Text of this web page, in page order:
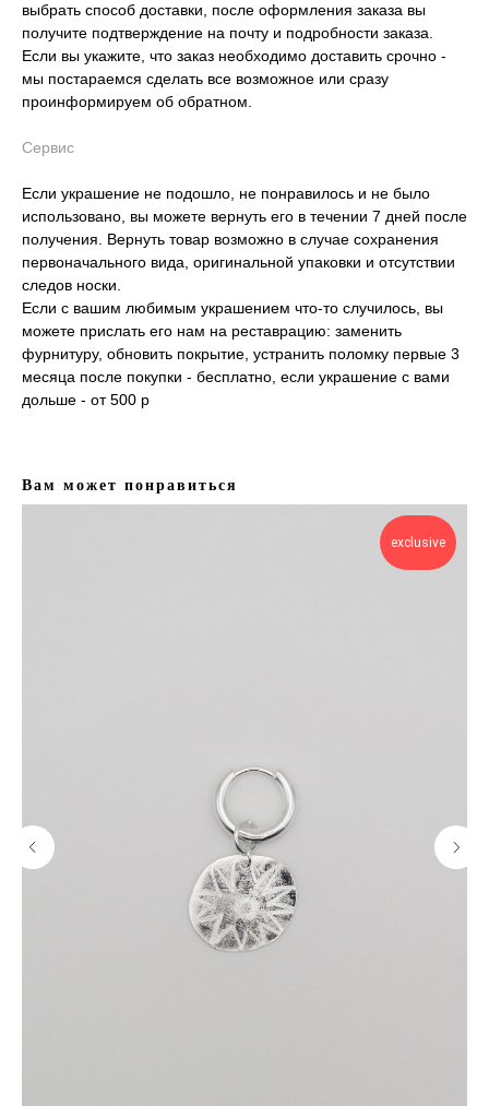
выбрать способ доставки, после оформления заказа вы
получите подтверждение на почту и подробности заказа.
Если вы укажите, что заказ необходимо доставить срочно -
мы постараемся сделать все возможное или сразу
проинформируем об обратном.
Сервис
Если украшение не подошло, не понравилось и не было
использовано, вы можете вернуть его в течении 7 дней после
получения. Вернуть товар возможно в случае сохранения
первоначального вида, оригинальной упаковки и отсутствии
следов носки.
Если с вашим любимым украшением что-то случилось, вы
можете прислать его нам на реставрацию: заменить
фурнитуру, обновить покрытие, устранить поломку первые 3
месяца после покупки - бесплатно, если украшение с вами
дольше - от 500 р
Вам может понравиться
exclusive